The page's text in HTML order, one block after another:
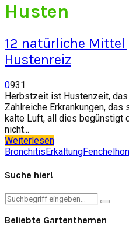
Husten
12 natürliche Mittel
Hustenreiz
0931
Herbstzeit ist Hustenzeit,
Zahlreiche Erkrankungen,
kalte Luft, all dies begünstigt
nicht...
Weiterlesen
BronchitisErkältung
Suche hier!
Search
Search
Beliebte Gartenthemen